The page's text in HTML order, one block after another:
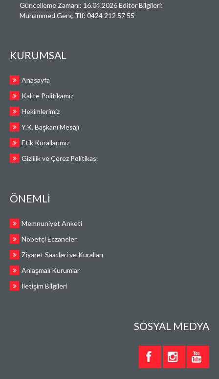
Güncelleme Zamanı: 16.04.2026 Editör Bilgileri:
Muhammed Genç Tlf: 0424 212 57 55
KURUMSAL
Anasayfa
Kalite Politikamız
Hekimlerimiz
Y.K. Başkanı Mesajı
Etik Kurallarımız
Gizlilik ve Çerez Politikası
ÖNEMLİ
Memnuniyet Anketi
Nöbetçi Eczaneler
Ziyaret Saatleri ve Kuralları
Anlaşmalı Kurumlar
İletişim Bilgileri
SOSYAL MEDYA